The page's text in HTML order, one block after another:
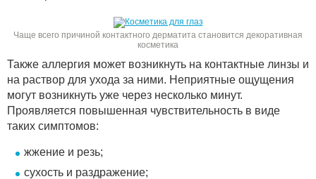
Чаще всего причиной контактного дерматита становится декоративная
косметика
Также аллергия может возникнуть на контактные линзы и
на раствор для ухода за ними. Неприятные ощущения
могут возникнуть уже через несколько минут.
Проявляется повышенная чувствительность в виде
таких симптомов:
жжение и резь;
сухость и раздражение;